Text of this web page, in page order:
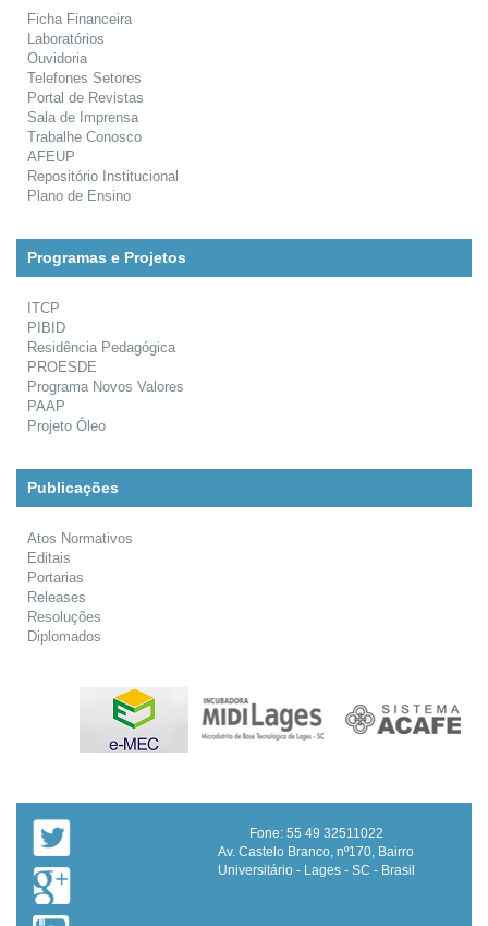
Ficha Financeira
Laboratórios
Ouvidoria
Telefones Setores
Portal de Revistas
Sala de Imprensa
Trabalhe Conosco
AFEUP
Repositório Institucional
Plano de Ensino
Programas e Projetos
ITCP
PIBID
Residência Pedagógica
PROESDE
Programa Novos Valores
PAAP
Projeto Óleo
Publicações
Atos Normativos
Editais
Portarias
Releases
Resoluções
Diplomados
Fone: 55 49 32511022
Av. Castelo Branco, nº170, Bairro
Universitário - Lages - SC - Brasil